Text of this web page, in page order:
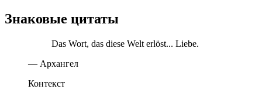
Знаковые цитаты
Das Wort, das diese Welt erlöst... Liebe.
— Архангел
Контекст